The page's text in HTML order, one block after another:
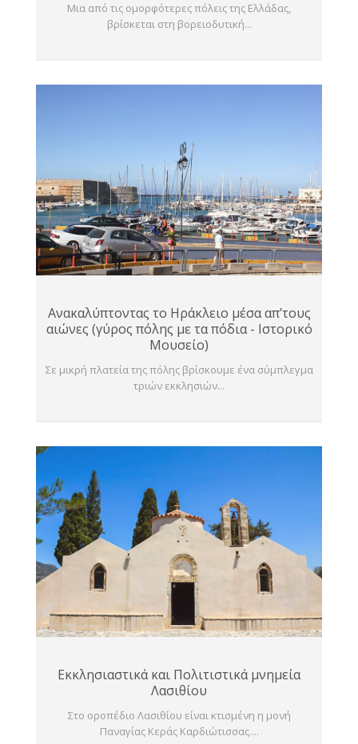
Μια από τις ομορφότερες πόλεις της Ελλάδας,
βρίσκεται στη βορειοδυτική...
Ανακαλύπτοντας το Ηράκλειο μέσα απ’τους
αιώνες (γύρος πόλης με τα πόδια - Ιστορικό
Μουσείο)
Σε μικρή πλατεία της πόλης βρίσκουμε ένα σύμπλεγμα
τριών εκκλησιών...
Εκκλησιαστικά και Πολιτιστικά μνημεία
Λασιθίου
Στο οροπέδιο Λασιθίου είναι κτισμένη η μονή
Παναγίας Κεράς Καρδιώτισσας....